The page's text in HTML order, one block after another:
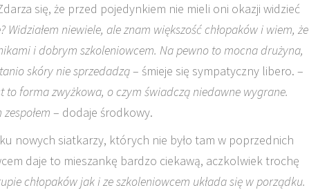
się, że przed pojedynkiem nie mieli oni okazji widzieć
Widziałem niewiele, ale znam większość chłopaków i wiem, że
i dobrym szkoleniowcem. Na pewno to mocna drużyna,
skóry nie sprzedadzą– śmieje się sympatyczny libero. –
forma zwyżkowa, o czym świadczą niedawne wygrane.
– dodaje środkowy.
nowych siatkarzy, których nie było tam w poprzednich
daje to mieszankę bardzo ciekawą, aczkolwiek trochę
chłopaków jak i ze szkoleniowcem układa się w porządku.